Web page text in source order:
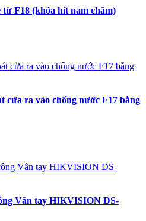
từ F18 (khóa hít nam châm)
cửa ra vào chống nước F17 bằng
Vân tay HIKVISION DS-